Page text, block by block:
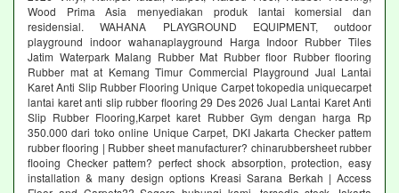
Wood Prima Asia menyediakan produk lantai komersial dan
residensial. WAHANA PLAYGROUND EQUIPMENT, outdoor
playground indoor wahanaplayground Harga Indoor Rubber Tiles
Jatim Waterpark Malang Rubber Mat Rubber floor Rubber flooring
Rubber mat at Kemang Timur Commercial Playground Jual Lantai
Karet Anti Slip Rubber Flooring Unique Carpet tokopedia uniquecarpet
lantai karet anti slip rubber flooring 29 Des 2026 Jual Lantai Karet Anti
Slip Rubber Flooring,Karpet karet Rubber Gym dengan harga Rp
350.000 dari toko online Unique Carpet, DKI Jakarta Checker pattem
rubber flooring | Rubber sheet manufacturer? chinarubbersheet rubber
flooing Checker pattem? perfect shock absorption, protection, easy
installation & many design options Kreasi Sarana Berkah | Access